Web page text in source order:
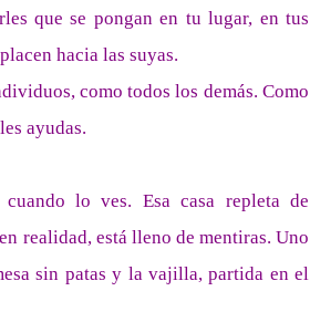
que se pongan en tu lugar, en tus
hacia las suyas.
como todos los demás. Como
ayudas.
lo ves. Esa casa repleta de
realidad, está lleno de mentiras. Uno
sin patas y la vajilla, partida en el